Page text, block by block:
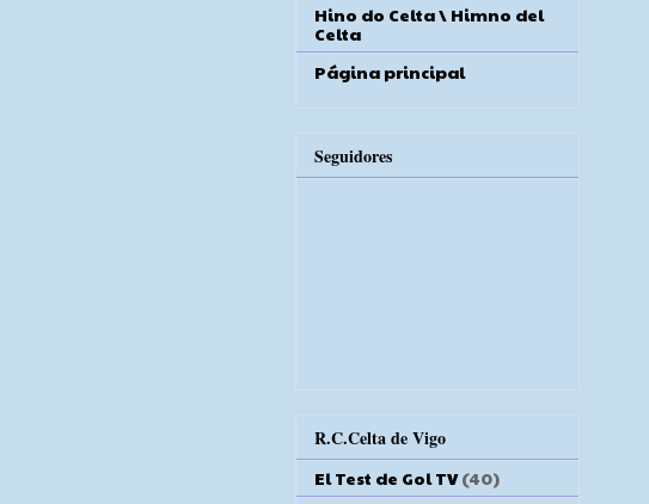
Hino do Celta \ Himno del
Celta
Página principal
Seguidores
R.C.Celta de Vigo
El Test de Gol TV (40)